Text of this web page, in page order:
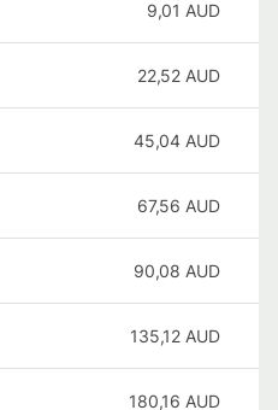
9,01 AUD
22,52 AUD
45,04 AUD
67,56 AUD
90,08 AUD
135,12 AUD
180,16 AUD